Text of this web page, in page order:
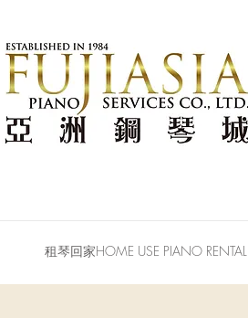
租琴回家HOME USE PIANO RENTAL